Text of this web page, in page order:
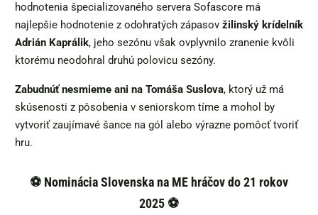
hodnotenia špecializovaného servera Sofascore má
najlepšie hodnotenie z odohratých zápasov žilinský krídelník
Adrián Kaprálik, jeho sezónu však ovplyvnilo zranenie kvôli
ktorému neodohral druhú polovicu sezóny.
Zabudnúť nesmieme ani na Tomáša Suslova, ktorý už má
skúsenosti z pôsobenia v seniorskom tíme a mohol by
vytvoriť zaujímavé šance na gól alebo výrazne pomôcť tvoriť
hru.
⚽ Nominácia Slovenska na ME hráčov do 21 rokov
2025 ⚽